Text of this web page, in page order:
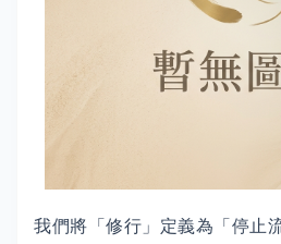
我們將「修行」定義為「停止